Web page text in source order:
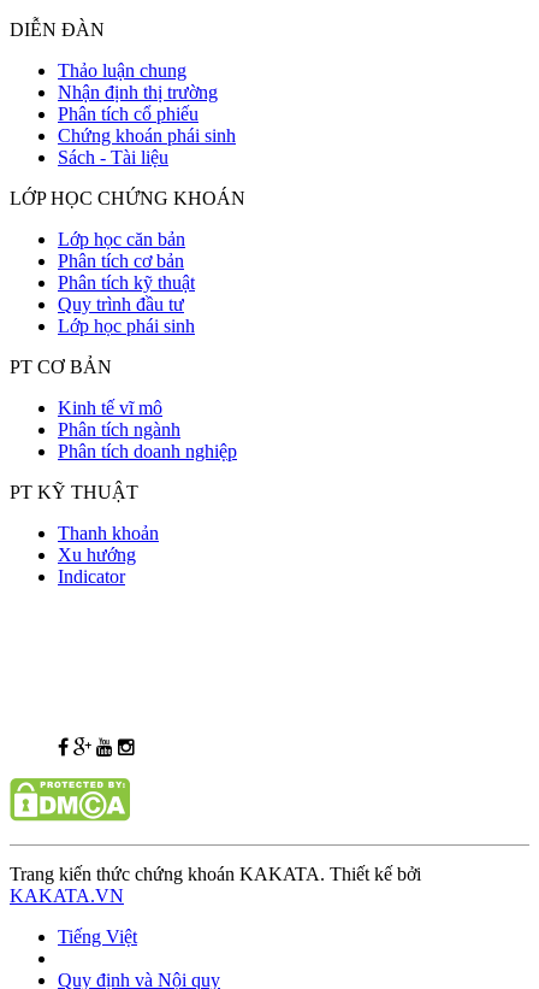
DIỄN ĐÀN
Thảo luận chung
Nhận định thị trường
Phân tích cổ phiếu
Chứng khoán phái sinh
Sách - Tài liệu
LỚP HỌC CHỨNG KHOÁN
Lớp học căn bản
Phân tích cơ bản
Phân tích kỹ thuật
Quy trình đầu tư
Lớp học phái sinh
PT CƠ BẢN
Kinh tế vĩ mô
Phân tích ngành
Phân tích doanh nghiệp
PT KỸ THUẬT
Thanh khoản
Xu hướng
Indicator
Trang kiến thức chứng khoán KAKATA. Thiết kế bởi
KAKATA.VN
Tiếng Việt
Quy định và Nội quy